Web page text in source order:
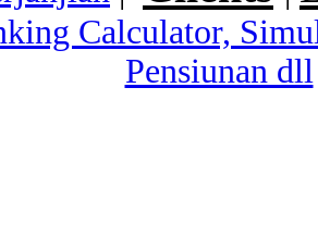
Calculator,
Pensiunan dll